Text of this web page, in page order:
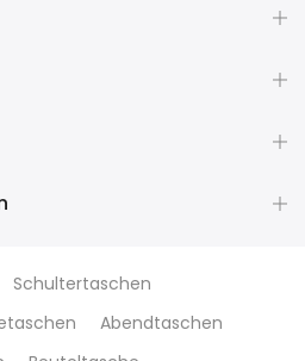
Schultertaschen
Abendtaschen